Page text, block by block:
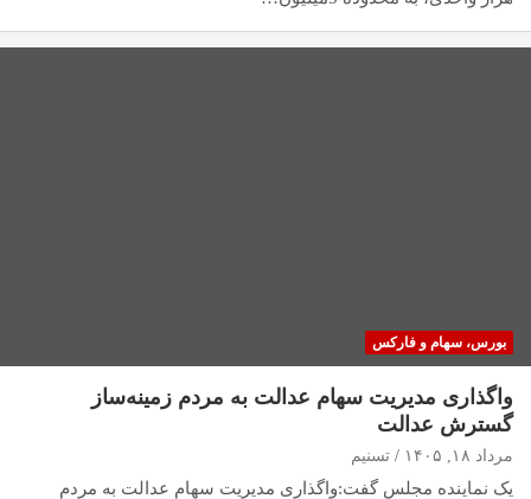
بورس، سهام و فارکس
واگذاری مدیریت سهام عدالت به مردم زمینه‌ساز
گسترش عدالت
مرداد ۱۸, ۱۴۰۵ تسنیم
یک نماینده مجلس گفت:واگذاری مدیریت سهام عدالت به مردم